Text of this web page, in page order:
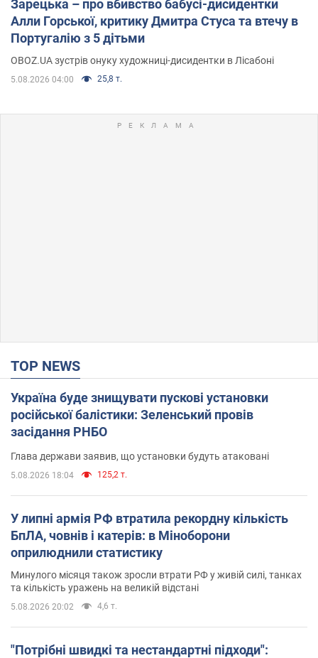
Зарецька – про вбивство бабусі-дисидентки
Алли Горської, критику Дмитра Стуса та втечу в
Португалію з 5 дітьми
OBOZ.UA зустрів онуку художниці-дисидентки в Лісабоні
5.08.2026 04:00 25,8 т.
TOP NEWS
Україна буде знищувати пускові установки
російської балістики: Зеленський провів
засідання РНБО
Глава держави заявив, що установки будуть атаковані
5.08.2026 18:04 125,2 т.
У липні армія РФ втратила рекордну кількість
БпЛА, човнів і катерів: в Міноборони
оприлюднили статистику
Минулого місяця також зросли втрати РФ у живій силі, танках
та кількість уражень на великій відстані
5.08.2026 20:02 4,6 т.
"Потрібні швидкі та нестандартні підходи":